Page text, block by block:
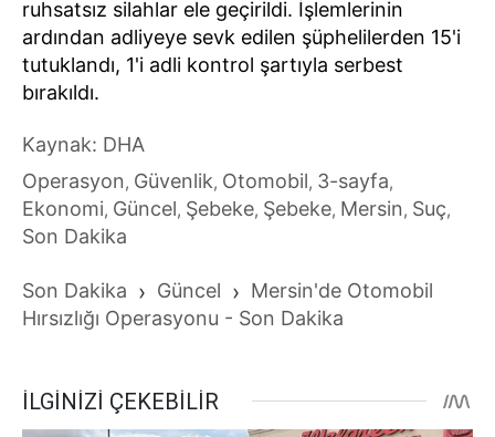
ruhsatsız silahlar ele geçirildi. İşlemlerinin
ardından adliyeye sevk edilen şüphelilerden 15'i
tutuklandı, 1'i adli kontrol şartıyla serbest
bırakıldı.
Kaynak: DHA
Operasyon, Güvenlik, Otomobil, 3-sayfa,
Ekonomi, Güncel, Şebeke, Şebeke, Mersin, Suç,
Son Dakika
Son Dakika › Güncel › Mersin'de Otomobil
Hırsızlığı Operasyonu - Son Dakika